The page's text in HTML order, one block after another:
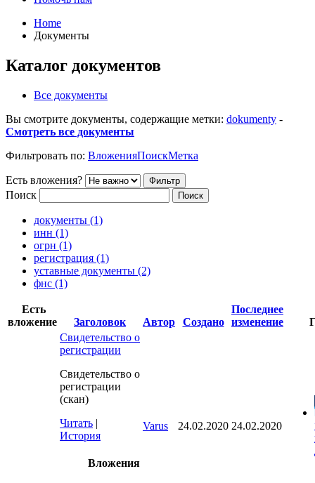
Home
Документы
Каталог документов
Все документы
Вы смотрите документы, содержащие метки: dokumenty -
Смотреть все документы
Фильтровать по: ВложенияПоискМетка
Есть вложения?
Поиск
документы (1)
инн (1)
огрн (1)
регистрация (1)
уставные документы (2)
фнс (1)
Есть
вложение
Заголовок Автор Создано
Последнее
изменение
Свидетельство о
регистрации
Свидетельство о
регистрации
(скан)
Читать |
История
Вложения
Varus 24.02.2020 24.02.2020